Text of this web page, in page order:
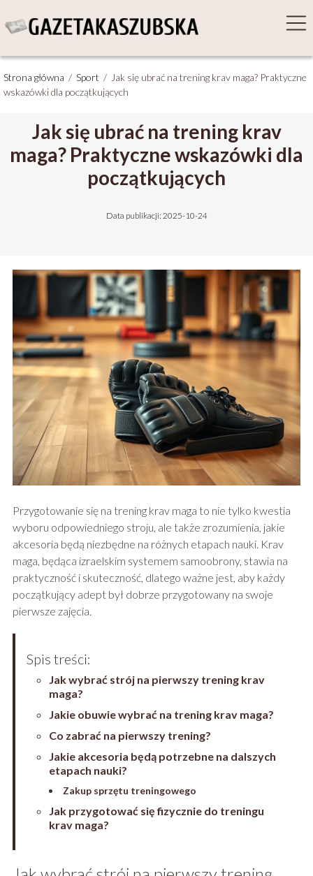
Strona główna / Sport / Jak się ubrać na trening krav maga? Praktyczne
wskazówki dla początkujących
Jak się ubrać na trening krav
maga? Praktyczne wskazówki dla
początkujących
Data publikacji: 2025-10-24
Przygotowanie się na trening krav maga to nie tylko kwestia
wyboru odpowiedniego stroju, ale także zrozumienia, jakie
akcesoria będą niezbędne na różnych etapach nauki. Krav
maga, będąca izraelskim systemem samoobrony, stawia na
praktyczność i skuteczność, dlatego ważne jest, aby każdy
początkujący adept był dobrze przygotowany na swoje
pierwsze zajęcia.
Spis treści:
Jak wybrać strój na pierwszy trening krav
maga?
Jakie obuwie wybrać na trening krav maga?
Co zabrać na pierwszy trening?
Jakie akcesoria będą potrzebne na dalszych
etapach nauki?
Zakup sprzętu treningowego
Jak przygotować się fizycznie do treningu
krav maga?